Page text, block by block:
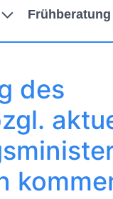
Frühberatung
des